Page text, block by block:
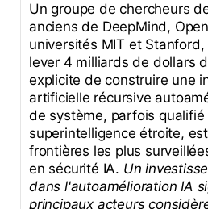
Un groupe de chercheurs
anciens de DeepMind,
universités MIT et
lever 4 milliards de dollars
explicite de construire une
artificielle récursive
de système, parfois qualifié
superintelligence étroite,
frontières les plus
en sécurité IA. Un
dans l'autoamélioration IA
principaux acteurs